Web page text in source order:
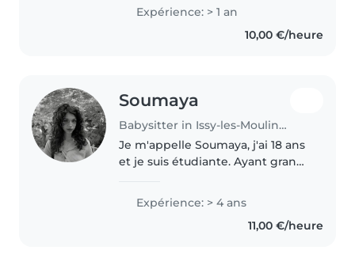
sorties, castings de tournage 🎬).
Habituée à m’occuper des petits
Expérience: > 1 an
10,00 €/heure
Soumaya
Babysitter in Issy-les-Moulineaux
Je m'appelle Soumaya, j'ai 18 ans
et je suis étudiante. Ayant grandi
d'enfants au quotidien et je suis
Expérience: > 4 ans
11,00 €/heure